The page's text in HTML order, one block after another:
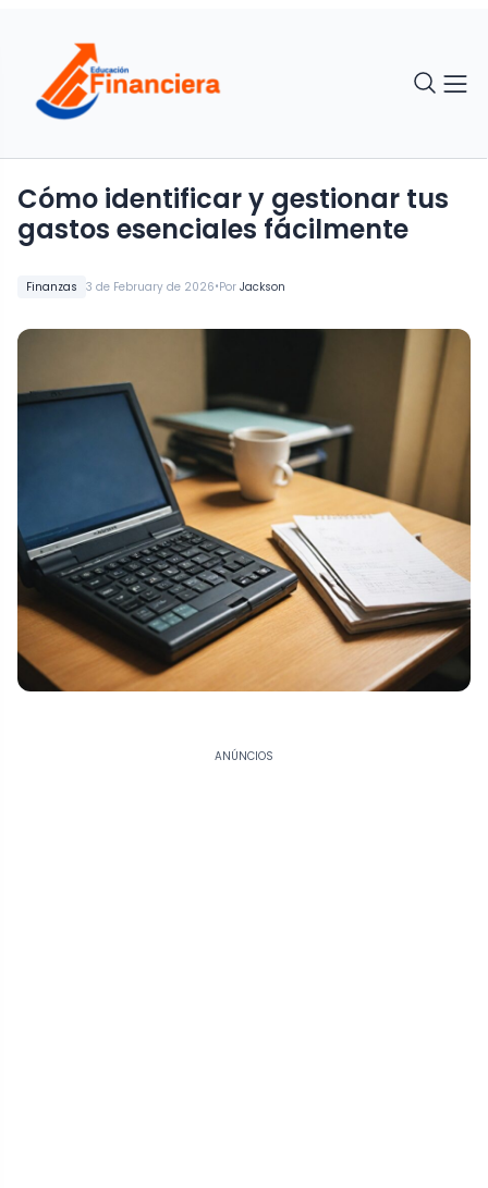
Finanzas 3 de February de 2026•Por Jackson
Cómo identificar y gestionar tus
gastos esenciales fácilmente
ANÚNCIOS